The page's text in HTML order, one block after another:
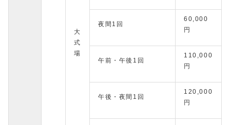
大
式
場
夜間1回
60,000
円
午前・午後1回
110,000
円
午後・夜間1回
120,000
円